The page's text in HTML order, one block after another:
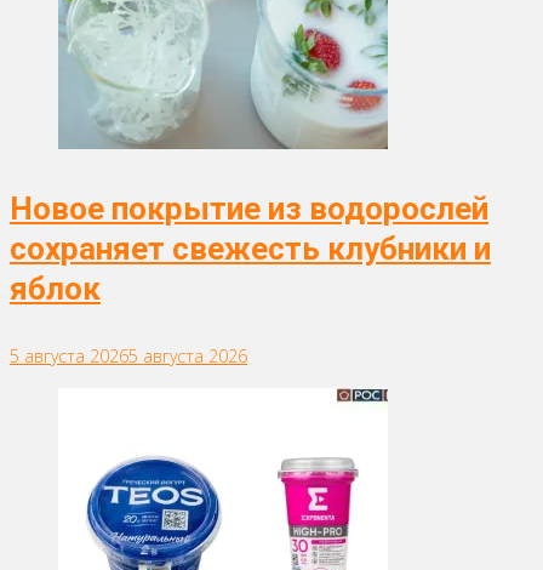
Новое покрытие из водорослей
сохраняет свежесть клубники и
яблок
5 августа 20265 августа 2026